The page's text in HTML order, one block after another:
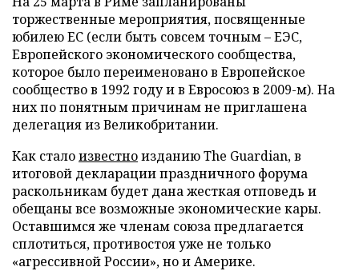
торжественные мероприятия, посвященные
юбилею ЕС (если быть совсем точным – ЕЭС,
Европейского экономического сообщества,
которое было переименовано в Европейское
сообщество в 1992 году и в Евросоюз в 2009-м). На
них по понятным причинам не приглашена
делегация из Великобритании.
Как сталоизвестноизданию The Guardian, в
итоговой декларации праздничного форума
раскольникам будет дана жесткая отповедь и
обещаны все возможные экономические кары.
Оставшимся же членам союза предлагается
сплотиться, противостоя уже не только
«агрессивной России», но и Америке.